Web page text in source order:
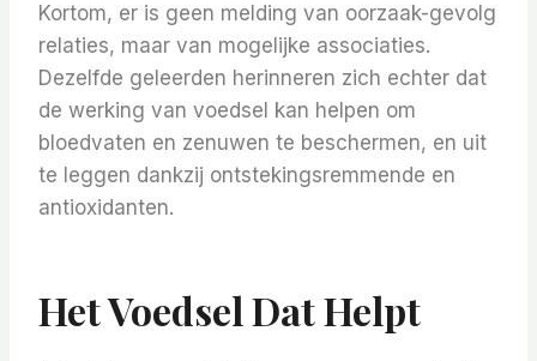
Kortom, er is geen melding van oorzaak-gevolg
relaties, maar van mogelijke associaties.
Dezelfde geleerden herinneren zich echter dat
de werking van voedsel kan helpen om
bloedvaten en zenuwen te beschermen, en uit
te leggen dankzij ontstekingsremmende en
antioxidanten.
Het Voedsel Dat Helpt